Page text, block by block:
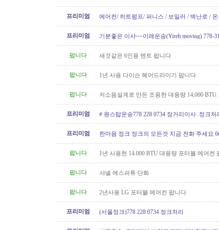
프리미엄
에어컨/ 히트펌프/ 퍼니스 / 보일러 / 벽난로 /
프리미엄
기분좋은 이사~~이레운송(Yireh moving) 778-
팝니다 새것같은 6인용 텐트 팝니다
팝니다 1년 사용 다이슨 헤어드라이기 팝니다
팝니다
저소음설계로 만든 조용한 대용량 14,000
프리미엄
# 원스탑운송778 228 0734 장거리이사 .정크처
프리미엄 한마음 정크 정크의 모든것 지금 전화 주세요
팝니다 1년 사용헌 14.000 BTU 대용량 포터블 에어컨
팝니다 샤넬 에스파튜 단화
팝니다 2년사용 LG 포터블 에어컨 팝니다
프리미엄 (서울정크)778 228 0734 정크처리